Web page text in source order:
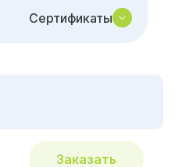
Сертификаты
Заказать